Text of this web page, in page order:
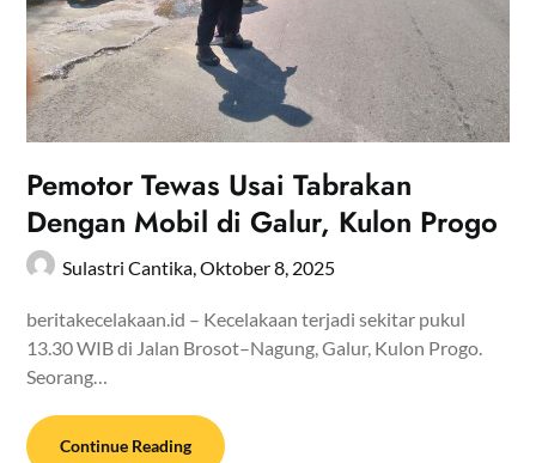
Pemotor Tewas Usai Tabrakan
Dengan Mobil di Galur, Kulon Progo
Sulastri Cantika,Oktober 8, 2025
beritakecelakaan.id – Kecelakaan terjadi sekitar pukul
13.30 WIB di Jalan Brosot–Nagung, Galur, Kulon Progo.
Seorang…
Continue Reading